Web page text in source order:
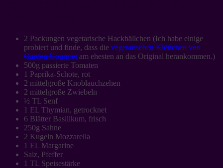
2 Packungen vegetarische Hackbällchen (Ich habe einige
probiert und finde, dass die vegetarischen Klößchen von
Garden Gourmet am ehesten an das Original herankommen.)
500g passierte Tomaten
1 Paprika-Schote, rot
2 mittelgroße Knoblauchzehen
2 mittelgroße Zwiebeln
½ TL Senf
1 EL Thymian, getrocknet
6 Blätter Basilikum, frisch
250g Sahne
2 Kugeln Mozzarella
1 EL Margarine
Salz, Pfeffer
1 TL Speisestärke